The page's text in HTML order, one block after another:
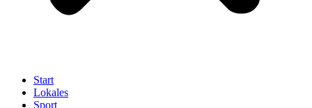
Start
Lokales
Sport